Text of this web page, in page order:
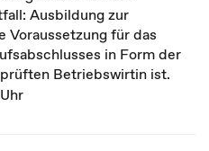
Ausbildung zur
Voraussetzung für das
in Form der
Betriebswirtin ist.